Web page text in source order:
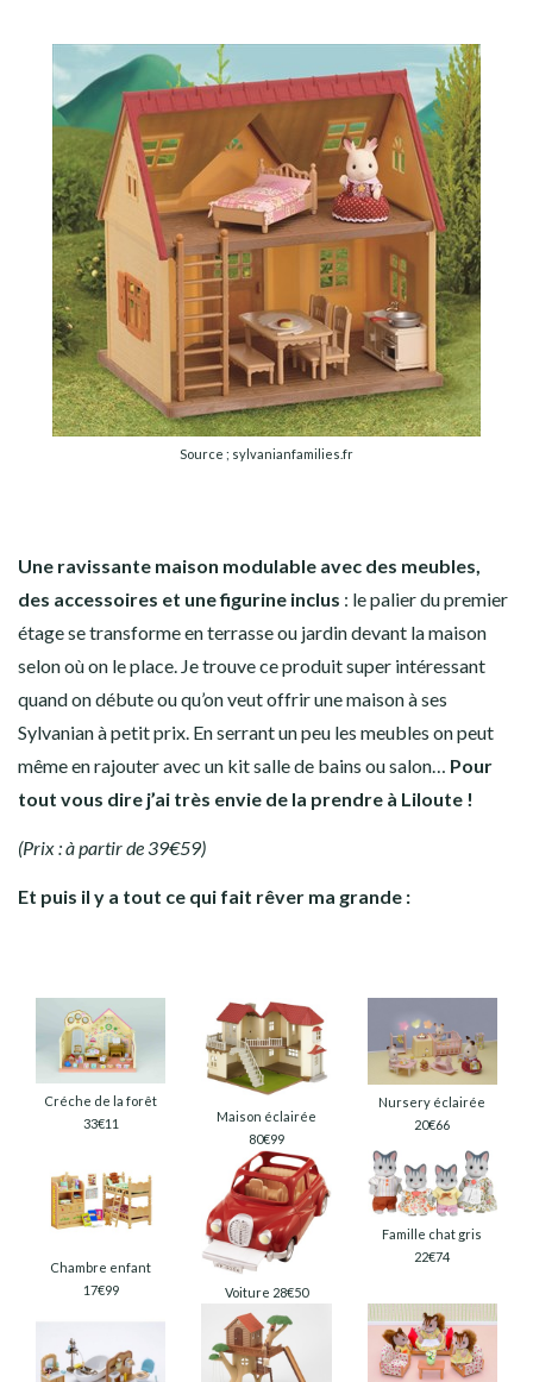
Source ; sylvanianfamilies.fr
Une ravissante maison modulable avec des meubles,
des accessoires et une figurine inclus : le palier du premier
étage se transforme en terrasse ou jardin devant la maison
selon où on le place. Je trouve ce produit super intéressant
quand on débute ou qu’on veut offrir une maison à ses
Sylvanian à petit prix. En serrant un peu les meubles on peut
même en rajouter avec un kit salle de bains ou salon… Pour
tout vous dire j’ai très envie de la prendre à Liloute !
(Prix : à partir de 39€59)
Et puis il y a tout ce qui fait rêver ma grande :
Créche de la forêt
33€11
Maison éclairée
80€99
Nursery éclairée
20€66
Chambre enfant
17€99
Voiture 28€50
Famille chat gris
22€74